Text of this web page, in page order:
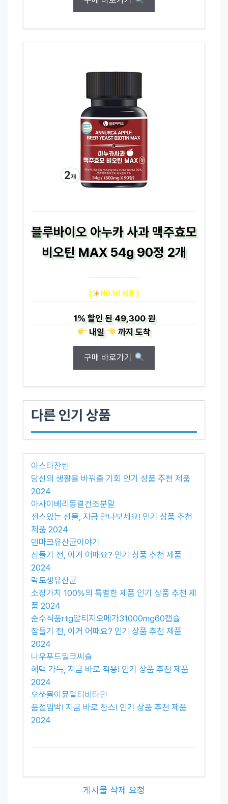
블루바이오 아누카 사과 맥주효모
비오틴 MAX 54g 90정 2개
[ NO.10 제품 ]
1%할인 된49,300 원
내일
까지도착
구매 바로가기
다른 인기 상품
아스타잔틴
당신의 생활을 바꿔줄 기회 인기 상품 추천 제품
2024
아사이베리동결건조분말
센스있는 선물, 지금 만나보세요! 인기 상품 추천
제품 2024
덴마크유산균이야기
잠들기 전, 이거 어때요? 인기 상품 추천 제품
2024
락토생유산균
소장가치 100%의 특별한 제품 인기 상품 추천 제
품 2024
순수식품rtg알티지오메가31000mg60캡슐
잠들기 전, 이거 어때요? 인기 상품 추천 제품
2024
나우푸드밀크씨슬
혜택 가득, 지금 바로 적용! 인기 상품 추천 제품
2024
오쏘몰이뮨멀티비타민
품절임박! 지금 바로 찬스! 인기 상품 추천 제품
2024
게시물 삭제 요청